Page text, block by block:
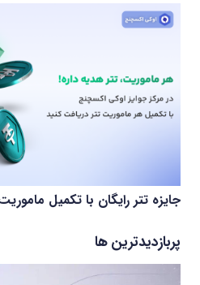
جایزه تتر رایگان با تکمیل
پربازدیدترین ها